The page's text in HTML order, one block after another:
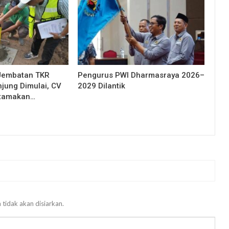
TKR
Dimulai, CV
Pengurus PWI Dharmasraya 2026–
2029 Dilantik
tidak akan disiarkan.